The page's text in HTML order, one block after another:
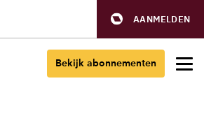
AANMELDEN
Bekijk abonnementen